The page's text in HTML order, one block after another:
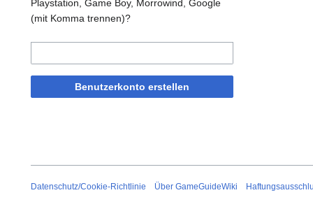
Playstation, Game Boy, Morrowind, Google
(mit Komma trennen)?
Benutzerkonto erstellen
Datenschutz/Cookie-Richtlinie Über GameGuideWiki